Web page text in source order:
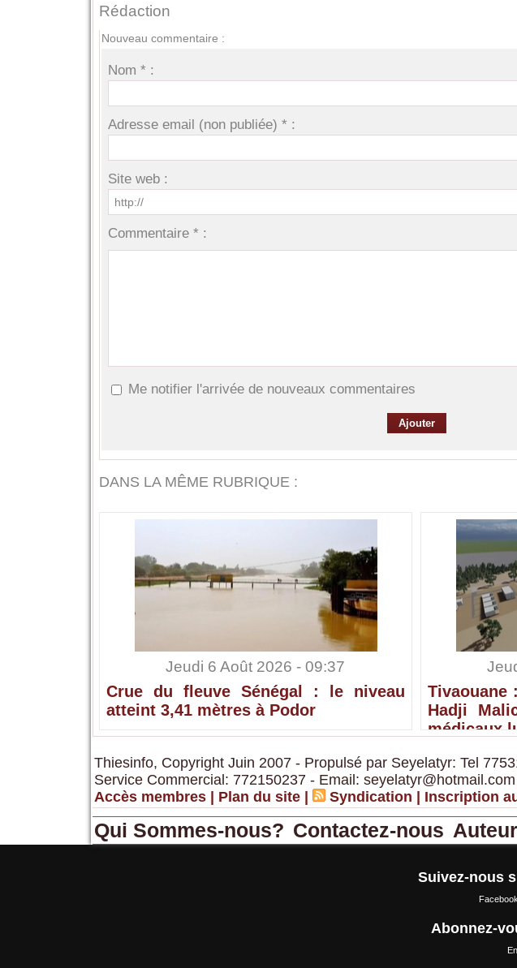
Rédaction
Nouveau commentaire :
Nom * :
Adresse email (non publiée) * :
Site web :
Commentaire * :
Me notifier l'arrivée de nouveaux commentaires
DANS LA MÊME RUBRIQUE :
Jeudi 6 Août 2026 - 09:37
Crue du fleuve Sénégal : le niveau
atteint 3,41 mètres à Podor
Tivaouane
Hadji
médicaux
Thiesinfo, Copyright Juin 2007 - Propulsé par Seyelatyr: Tel
Service Commercial: 772150237 - Email: seyelatyr@hotmail.com
Accès membres | Plan du site | Syndication | Inscription
Qui Sommes-nous? Contactez-nous
Suivez-nous
Facebook
Abonnez-